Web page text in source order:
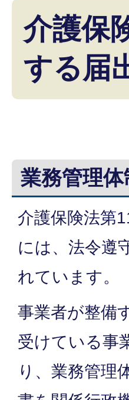
介護保
する届
業務管理
介護保険法第
には、法令遵
れています。
事業者が整備
受けている事
り、業務管理